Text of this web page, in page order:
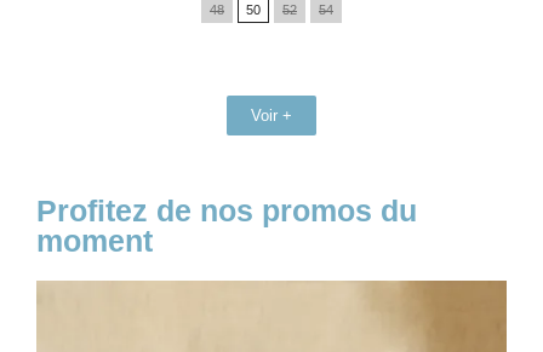
48 50 52 54
Voir +
Profitez de nos promos du
moment